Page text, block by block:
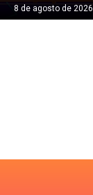
8 de agosto de 2026